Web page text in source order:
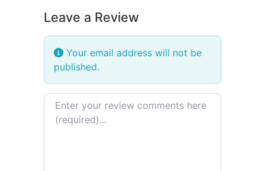
Leave a Review
Your email address will not be
published.
Review text